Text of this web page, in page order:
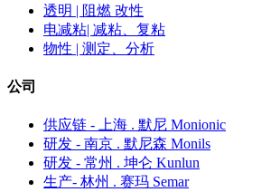
透明 | 阻燃 改性
电减粘| 减粘、复粘
物性 | 测定、分析
公司
供应链 - 上海 . 默尼 Monionic
研发 - 南京 . 默尼森 Monils
研发 - 常州 . 坤仑 Kunlun
生产- 林州 . 赛玛 Semar